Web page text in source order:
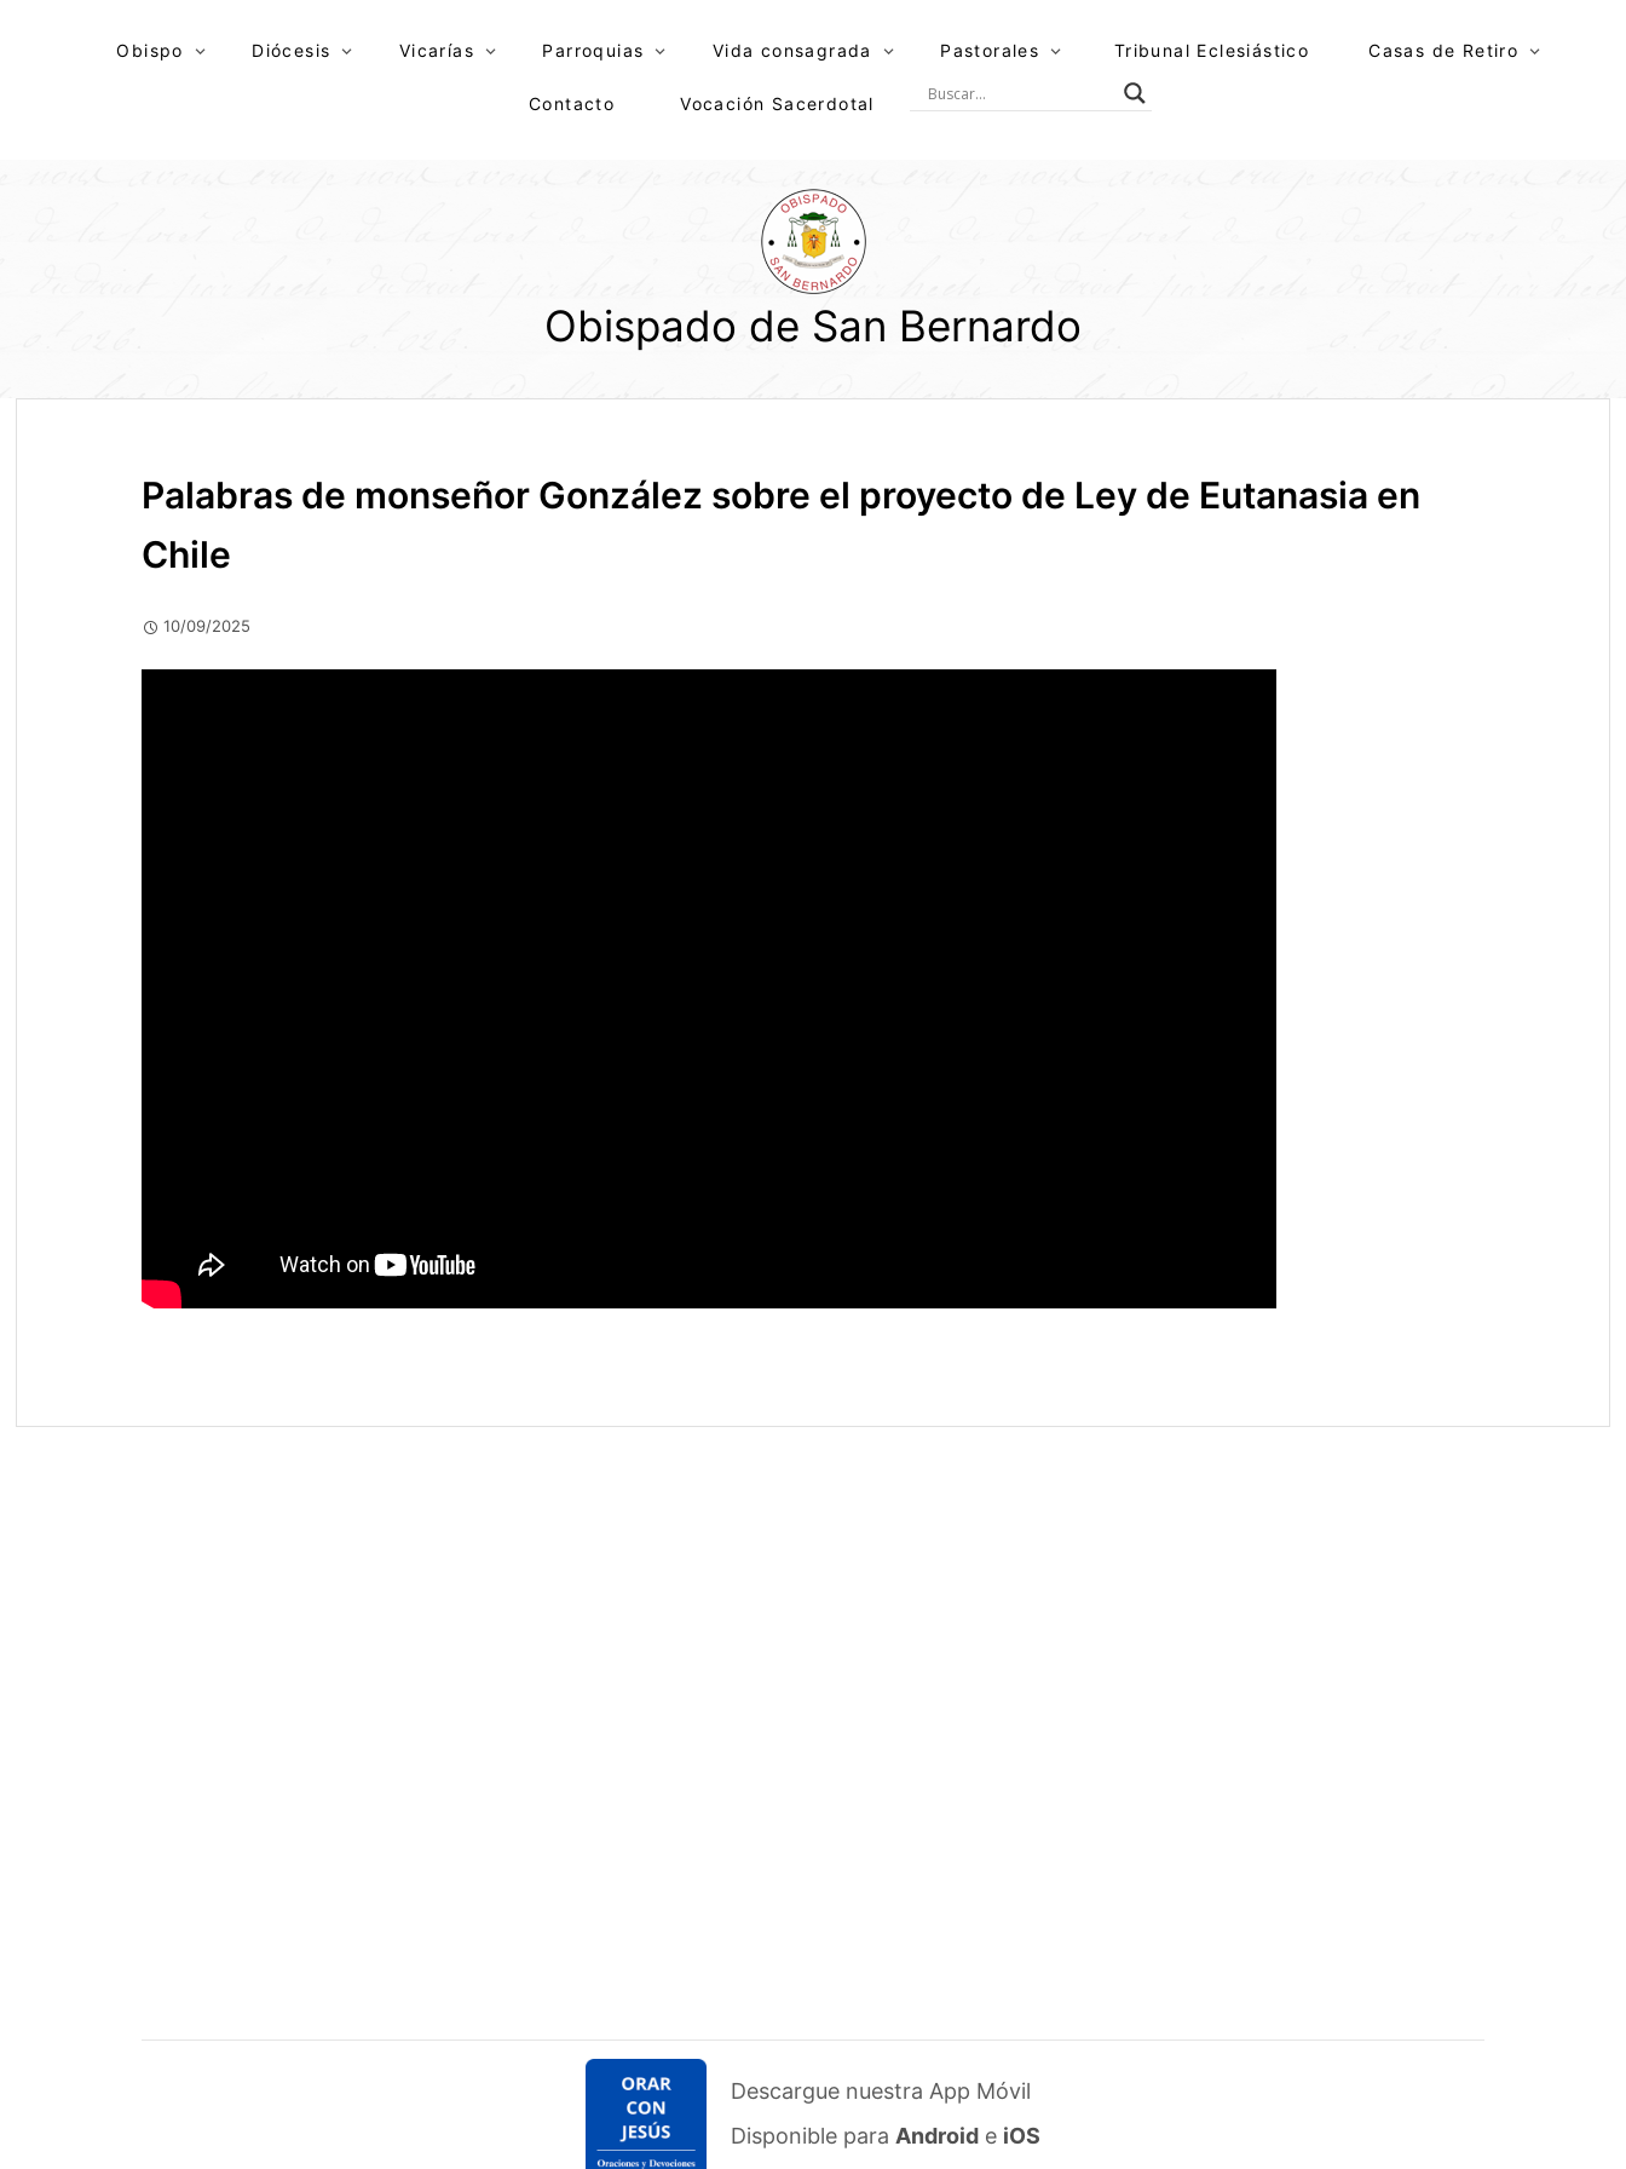
Obispo Diócesis Vicarías Parroquias Vida consagrada Pastorales Tribunal Eclesiástico Casas de Retiro
Contacto Vocación Sacerdotal
Obispado de San Bernardo
Palabras de monseñor González sobre el proyecto de Ley de Eutanasia en
Chile
10/09/2025
Descargue nuestra App Móvil
Disponible para Android e iOS